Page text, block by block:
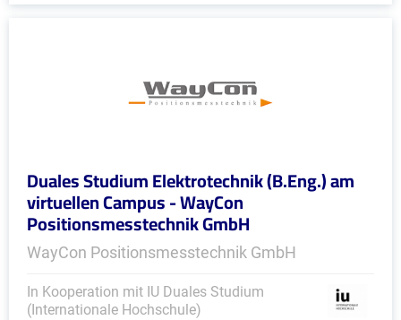
Duales Studium Elektrotechnik (B.Eng.) am
virtuellen Campus - WayCon
Positionsmesstechnik GmbH
WayCon Positionsmesstechnik GmbH
In Kooperation mit IU Duales Studium
(Internationale Hochschule)